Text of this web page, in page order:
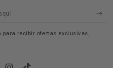
recibir ofertas exclusivas,